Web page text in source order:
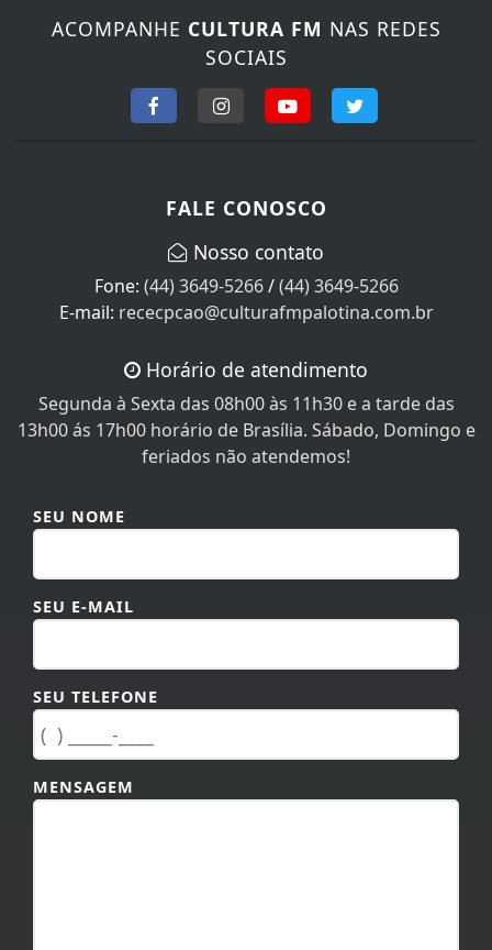
ACOMPANHE CULTURA FM NAS REDES
SOCIAIS
FALE CONOSCO
Nosso contato
Fone: (44) 3649-5266/(44) 3649-5266
E-mail: rececpcao@culturafmpalotina.com.br
Horário de atendimento
Segunda à Sexta das 08h00 às 11h30 e a tarde das
13h00 ás 17h00 horário de Brasília. Sábado, Domingo e
feriados não atendemos!
SEU NOME
SEU E-MAIL
SEU TELEFONE
MENSAGEM